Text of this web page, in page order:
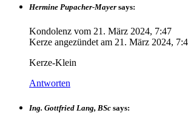
Hermine Pupacher-Mayer says:
Kondolenz vom 21. März 2024, 7:47
Kerze angezündet am 21. März 2024,
Kerze-Klein
Antworten
Ing. Gottfried Lang, BSc says: